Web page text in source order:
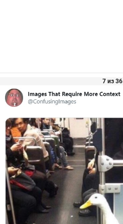
7 из 36